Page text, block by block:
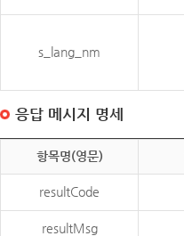
s_lang_nm
응답 메시지 명세
항목명(영문)
resultCode
resultMsg